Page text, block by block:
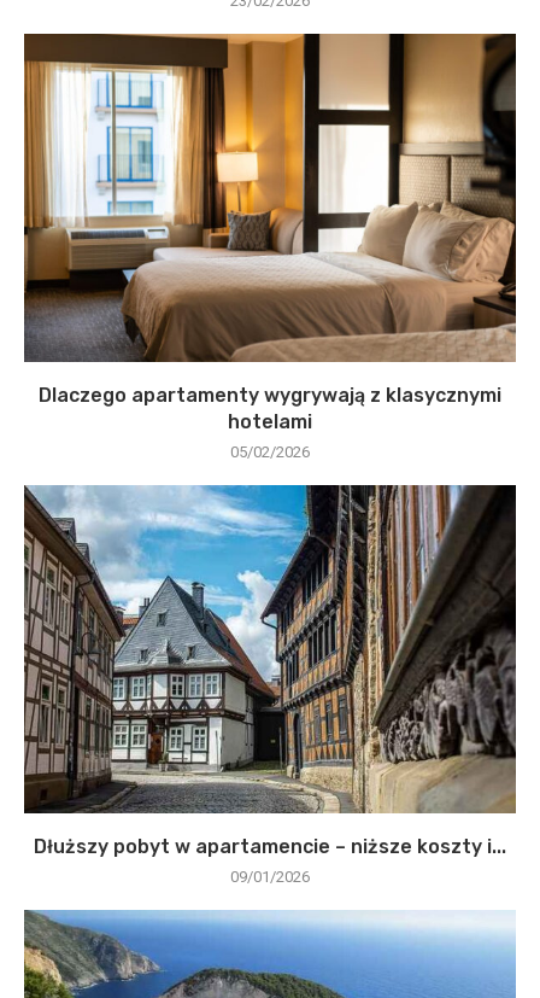
Dlaczego apartamenty wygrywają z klasycznymi
hotelami
05/02/2026
Dłuższy pobyt w apartamencie – niższe koszty i...
09/01/2026